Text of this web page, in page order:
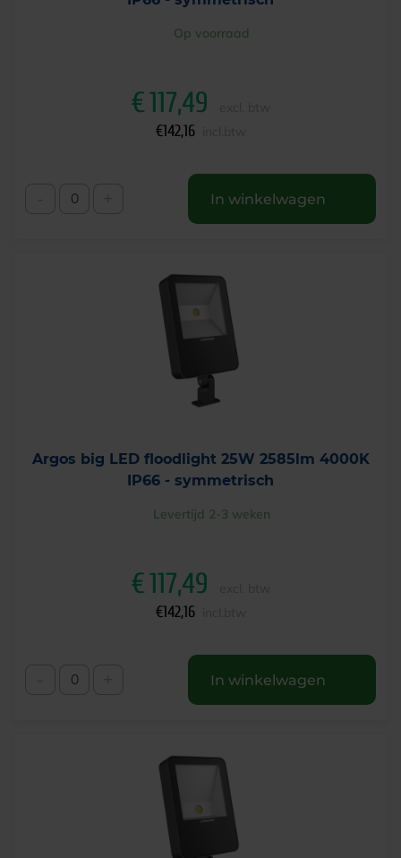
Op voorraad
€117,49
€142,16
In winkelwagen
Argos big LED floodlight 25W 2585lm 4000K
IP66 - symmetrisch
Levertijd 2-3 weken
€117,49
€142,16
In winkelwagen